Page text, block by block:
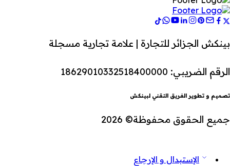
بينكش الجزائر للتجارة | علامة تجارية مسجلة
الرقم الضريبي: 18629010332518400000
تصميم و تطوير الفريق التقني لبينكش
جميع الحقوق محفوظة© 2026
الإستبدال و الإرجاع